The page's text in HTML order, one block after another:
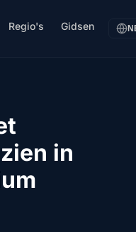
Regio's Gidsen
in